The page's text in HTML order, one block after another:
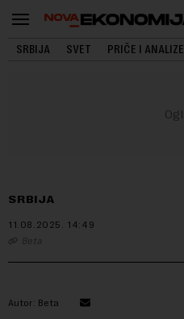
SRBIJA SVET PRIČE I ANALIZE
SRBIJA
11.08.2025. 14:49
Beta
Autor: Beta